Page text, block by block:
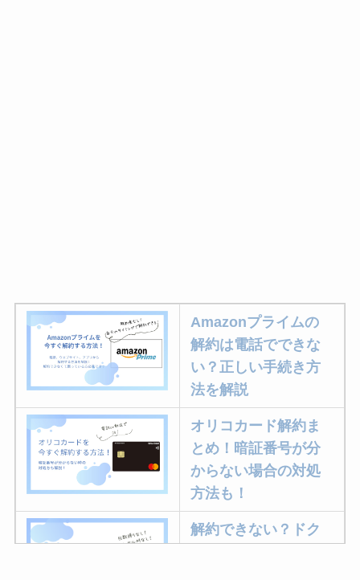
Amazonプライムの
解約は電話でできな
い？正しい手続き方
法を解説
オリコカード解約ま
とめ！暗証番号が分
からない場合の対処
方法も！
解約できない？ドク